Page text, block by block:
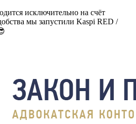
исключительно на счёт
мы запустили Kaspi RED /